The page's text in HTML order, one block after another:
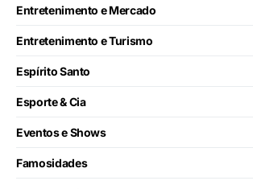
Entretenimento e Mercado
Entretenimento e Turismo
Espírito Santo
Esporte & Cia
Eventos e Shows
Famosidades